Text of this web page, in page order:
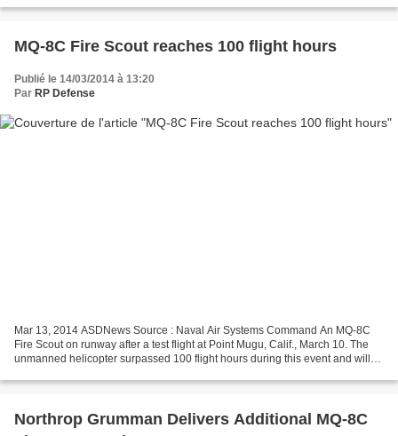
MQ-8C Fire Scout reaches 100 flight hours
Publié le 14/03/2014 à 13:20
Par RP Defense
Mar 13, 2014 ASDNews Source : Naval Air Systems Command An MQ-8C
Fire Scout on runway after a test flight at Point Mugu, Calif., March 10. The
unmanned helicopter surpassed 100 flight hours during this event and will
Northrop Grumman Delivers Additional MQ-8C